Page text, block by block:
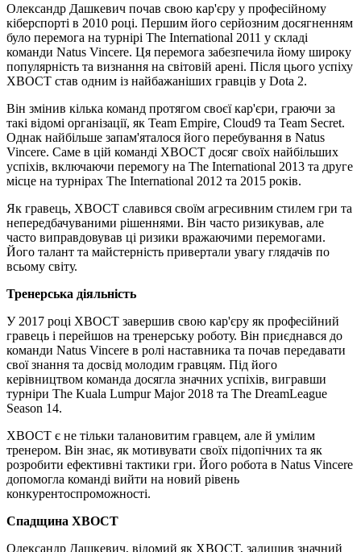
Олександр Дашкевич почав свою кар'єру у професійному
кіберспорті в 2010 році. Першим його серйозним досягненням
було перемога на турнірі The International 2011 у складі
команди Natus Vincere. Ця перемога забезпечила йому широку
популярність та визнання на світовій арені. Після цього успіху
XBOCT став одним із найбажаніших гравців у Dota 2.
Він змінив кілька команд протягом своєї кар'єри, граючи за
такі відомі організації, як Team Empire, Cloud9 та Team Secret.
Однак найбільше запам'яталося його перебування в Natus
Vincere. Саме в цій команді XBOCT досяг своїх найбільших
успіхів, включаючи перемогу на The International 2013 та друге
місце на турнірах The International 2012 та 2015 років.
Як гравець, XBOCT славився своїм агресивним стилем гри та
непередбачуваними рішеннями. Він часто ризикував, але
часто виправдовував ці ризики вражаючими перемогами.
Його талант та майстерність привертали увагу глядачів по
всьому світу.
Тренерська діяльність
У 2017 році XBOCT завершив свою кар'єру як професійний
гравець і перейшов на тренерську роботу. Він приєднався до
команди Natus Vincere в ролі наставника та почав передавати
свої знання та досвід молодим гравцям. Під його
керівництвом команда досягла значних успіхів, вигравши
турніри The Kuala Lumpur Major 2018 та The DreamLeague
Season 14.
XBOCT є не тільки талановитим гравцем, але й умілим
тренером. Він знає, як мотивувати своїх підопічних та як
розробити ефективні тактики гри. Його робота в Natus Vincere
допомогла команді вийти на новий рівень
конкурентоспроможності.
Спадщина XBOCT
Олександр Дашкевич, відомий як XBOCT, залишив значний